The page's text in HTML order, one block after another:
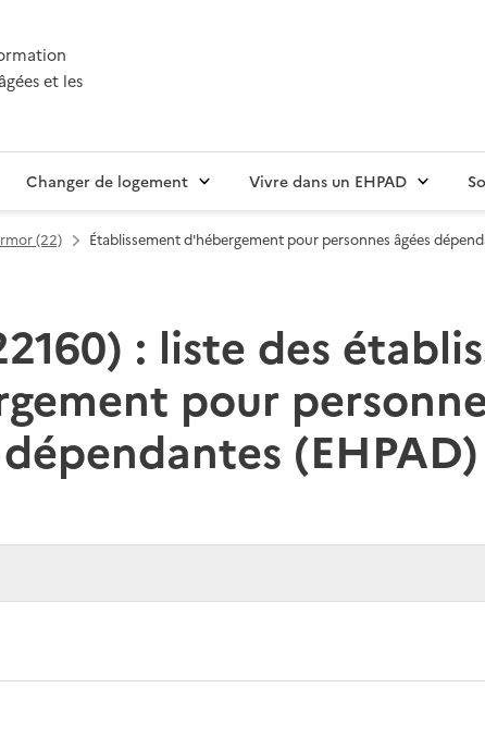
et les
Changer de logement Vivre dans un EHPAD
(22) Établissement d'hébergement pour personnes âgées
: liste des
pour
dépendantes (EHPAD)